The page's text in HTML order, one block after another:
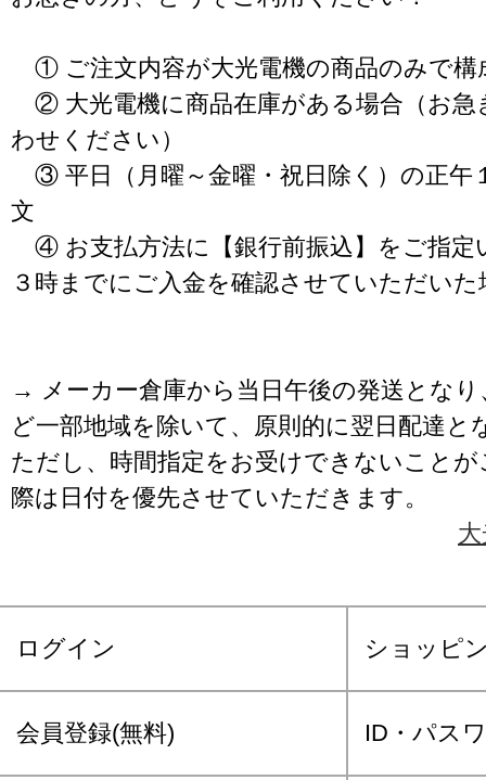
① ご注文内容が大光電機の商品のみで構
② 大光電機に商品在庫がある場合（お急
わせください）
③ 平日（月曜～金曜・祝日除く）の正午
文
④ お支払方法に【銀行前振込】をご指定
３時までにご入金を確認させていただいた
→ メーカー倉庫から当日午後の発送となり
ど一部地域を除いて、原則的に翌日配達と
ただし、時間指定をお受けできないこと
際は日付を優先させていただきます。
ログイン ショッピ
会員登録(無料) ID・パス